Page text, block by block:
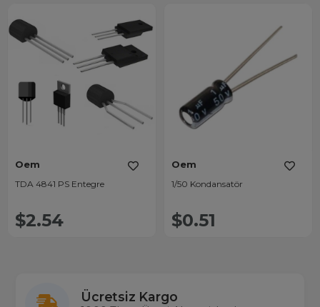
Oem
TDA 4841 PS Entegre
$2.54
Oem
1/50 Kondansatör
$0.51
Ücretsiz Kargo